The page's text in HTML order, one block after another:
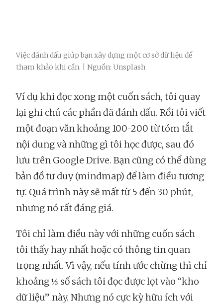
Việc đánh dấu giúp bạn xây dựng một cơ sở dữ liệu để
tham khảo khi cần. | Nguồn: Unsplash
Ví dụ khi đọc xong một cuốn sách, tôi quay
lại ghi chú các phần đã đánh dấu. Rồi tôi viết
một đoạn văn khoảng 100-200 từ tóm tắt
nội dung và những gì tôi học được, sau đó
lưu trên Google Drive. Bạn cũng có thể dùng
bản đồ tư duy (mindmap) để làm điều tương
tự. Quá trình này sẽ mất từ 5 đến 30 phút,
nhưng nó rất đáng giá.
Tôi chỉ làm điều này với những cuốn sách
tôi thấy hay nhất hoặc có thông tin quan
trọng nhất. Vì vậy, nếu tính ước chừng thì chỉ
khoảng ⅓ số sách tôi đọc được lọt vào “kho
dữ liệu” này. Nhưng nó cực kỳ hữu ích với